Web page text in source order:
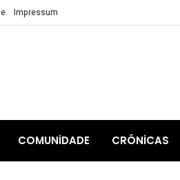
Impressum
COMUNIDADE CRÓNICAS